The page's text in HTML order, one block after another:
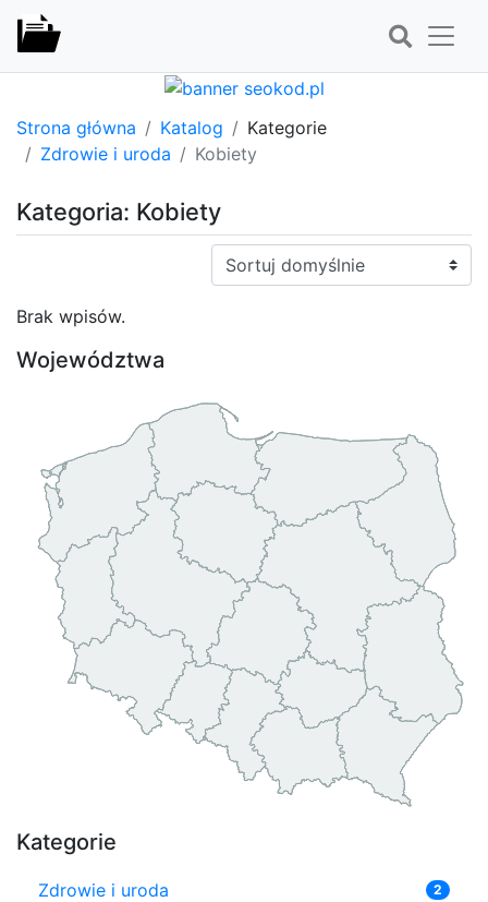
Strona główna Katalog
Kategorie
Zdrowie i uroda
Kobiety
Kategoria: Kobiety
Sortuj:
Brak wpisów.
Województwa
Kategorie
Zdrowie i uroda 2